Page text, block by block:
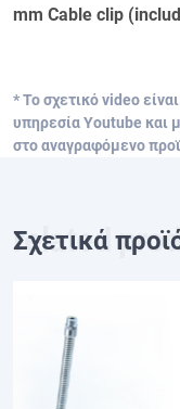
mm Cable clip
* Το σχετικό video
υπηρεσία Youtube και
στο αναγραφόμενο
Σχετικά